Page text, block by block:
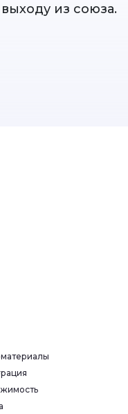
из союза.